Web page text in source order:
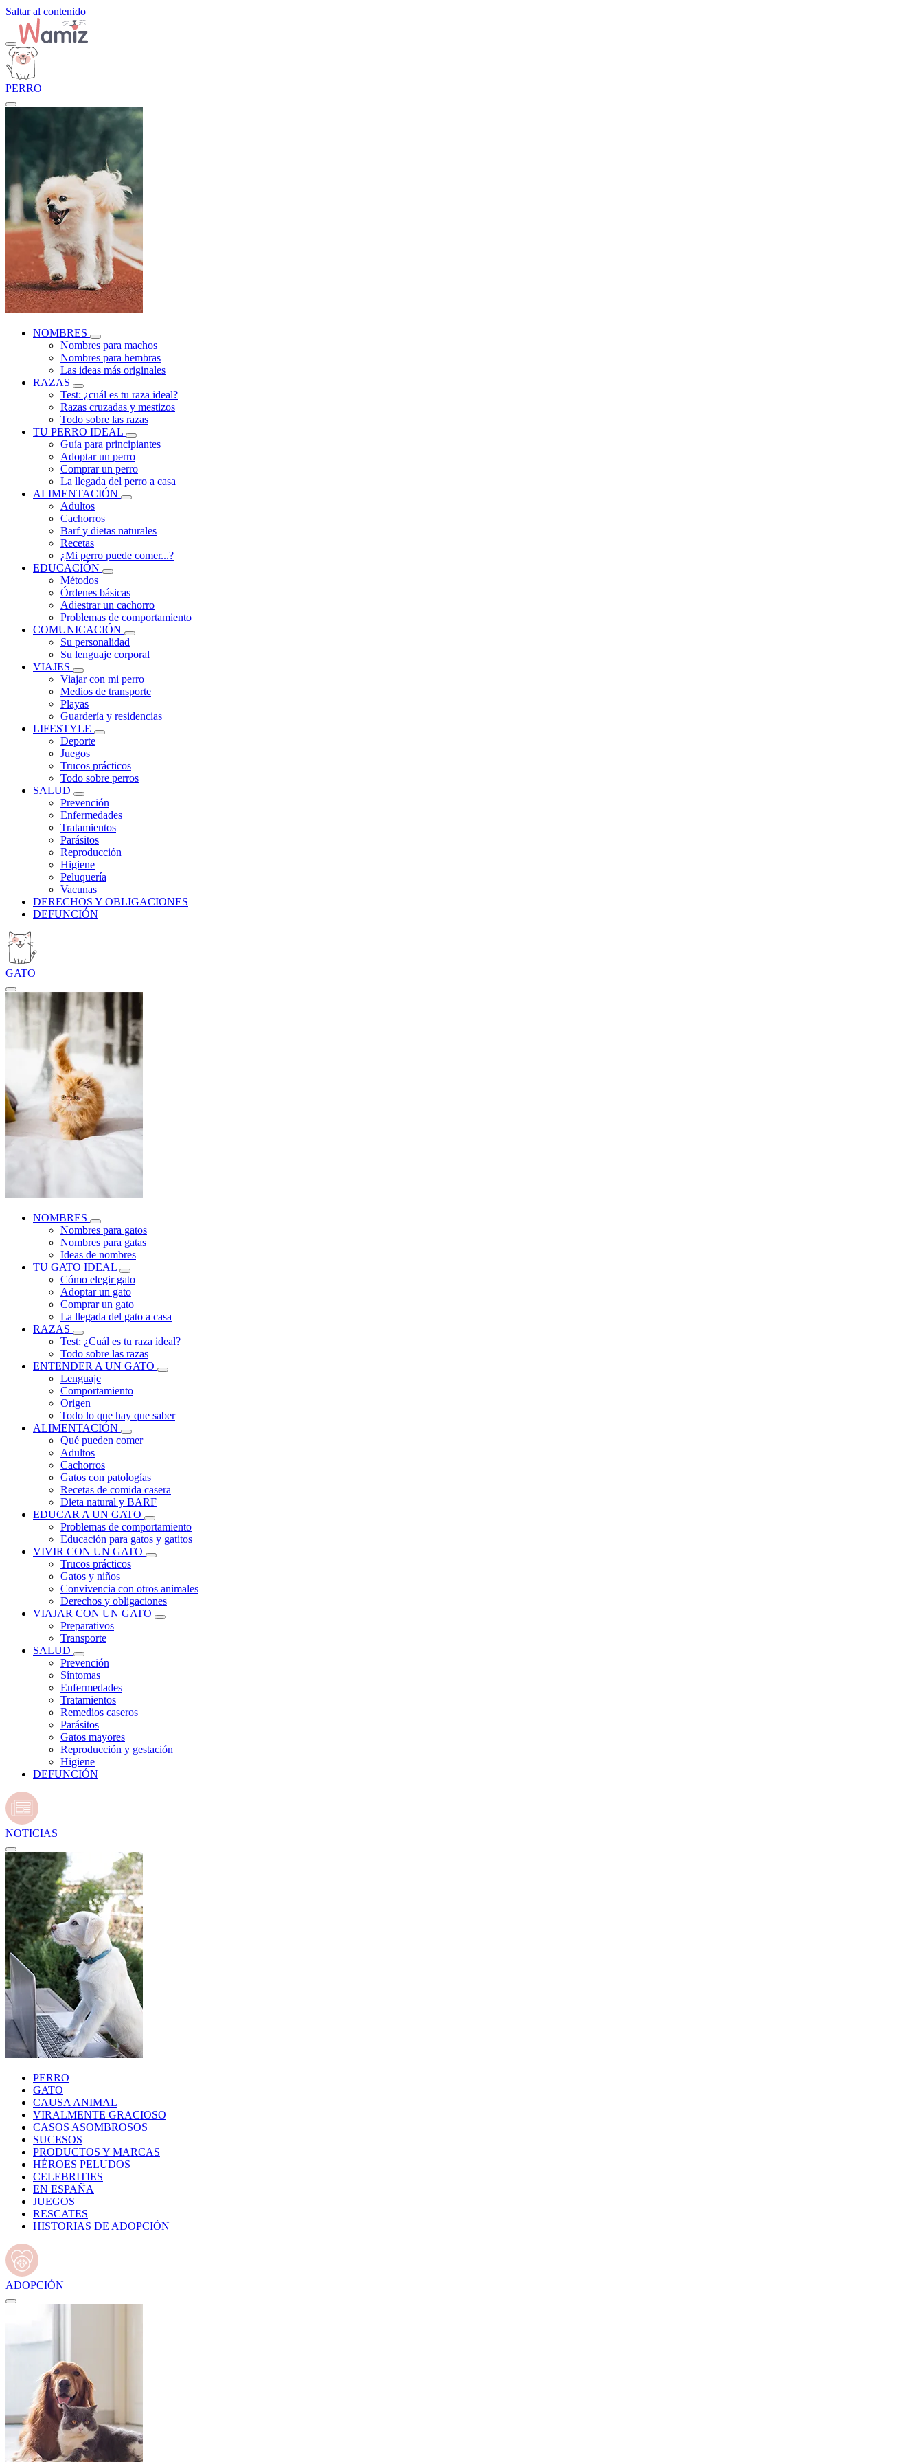
Saltar al contenido
PERRO
NOMBRES
Nombres para machos
Nombres para hembras
Las ideas más originales
RAZAS
Test: ¿cuál es tu raza ideal?
Razas cruzadas y mestizos
Todo sobre las razas
TU PERRO IDEAL
Guía para principiantes
Adoptar un perro
Comprar un perro
La llegada del perro a casa
ALIMENTACIÓN
Adultos
Cachorros
Barf y dietas naturales
Recetas
¿Mi perro puede comer...?
EDUCACIÓN
Métodos
Órdenes básicas
Adiestrar un cachorro
Problemas de comportamiento
COMUNICACIÓN
Su personalidad
Su lenguaje corporal
VIAJES
Viajar con mi perro
Medios de transporte
Playas
Guardería y residencias
LIFESTYLE
Deporte
Juegos
Trucos prácticos
Todo sobre perros
SALUD
Prevención
Enfermedades
Tratamientos
Parásitos
Reproducción
Higiene
Peluquería
Vacunas
DERECHOS Y OBLIGACIONES
DEFUNCIÓN
GATO
NOMBRES
Nombres para gatos
Nombres para gatas
Ideas de nombres
TU GATO IDEAL
Cómo elegir gato
Adoptar un gato
Comprar un gato
La llegada del gato a casa
RAZAS
Test: ¿Cuál es tu raza ideal?
Todo sobre las razas
ENTENDER A UN GATO
Lenguaje
Comportamiento
Origen
Todo lo que hay que saber
ALIMENTACIÓN
Qué pueden comer
Adultos
Cachorros
Gatos con patologías
Recetas de comida casera
Dieta natural y BARF
EDUCAR A UN GATO
Problemas de comportamiento
Educación para gatos y gatitos
VIVIR CON UN GATO
Trucos prácticos
Gatos y niños
Convivencia con otros animales
Derechos y obligaciones
VIAJAR CON UN GATO
Preparativos
Transporte
SALUD
Prevención
Síntomas
Enfermedades
Tratamientos
Remedios caseros
Parásitos
Gatos mayores
Reproducción y gestación
Higiene
DEFUNCIÓN
NOTICIAS
PERRO
GATO
CAUSA ANIMAL
VIRALMENTE GRACIOSO
CASOS ASOMBROSOS
SUCESOS
PRODUCTOS Y MARCAS
HÉROES PELUDOS
CELEBRITIES
EN ESPAÑA
JUEGOS
RESCATES
HISTORIAS DE ADOPCIÓN
ADOPCIÓN